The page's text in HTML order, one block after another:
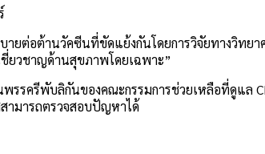
ยต่อต้านวัคซีนที่ขัดแย้งกันโดยการวิจัยทางวิทย
ยวชาญด้านสุขภาพโดยเฉพาะ”
รครีพับลิกันของคณะกรรมการช่วยเหลือที่ดูแล
ามารถตรวจสอบปัญหาได้